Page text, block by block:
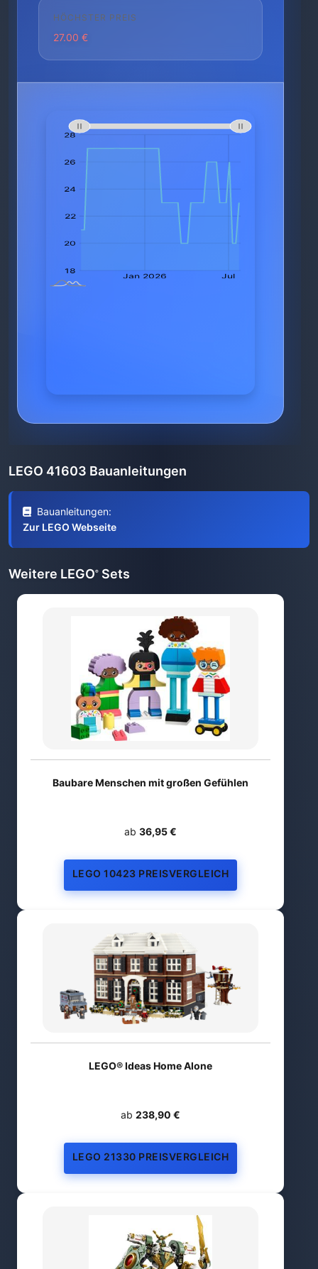
HÖCHSTER PREIS
27.00 €
LEGO 41603 Bauanleitungen
Bauanleitungen:
Zur LEGO Webseite
Weitere LEGO® Sets
Baubare Menschen mit großen Gefühlen
ab 36,95 €
LEGO 10423 PREISVERGLEICH
LEGO® Ideas Home Alone
ab 238,90 €
LEGO 21330 PREISVERGLEICH